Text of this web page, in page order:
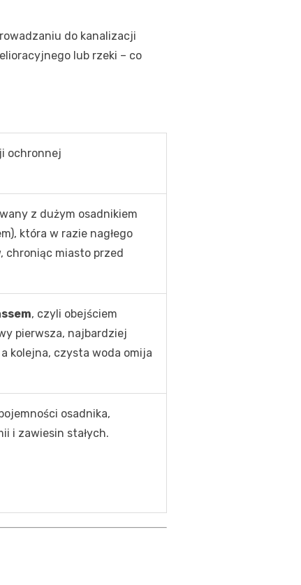
do kanalizacji
lub rzeki – co
ochronnej
z dużym osadnikiem
która w razie nagłego
chroniąc miasto przed
, czyli obejściem
pierwsza, najbardziej
kolejna, czysta woda omija
osadnika,
i zawiesin stałych.